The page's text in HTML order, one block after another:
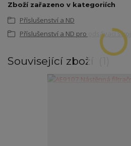
Zboží zařazeno v kategoriích
Příslušenství a ND
Příslušenství a ND pro odsávací stroje
Související zboží